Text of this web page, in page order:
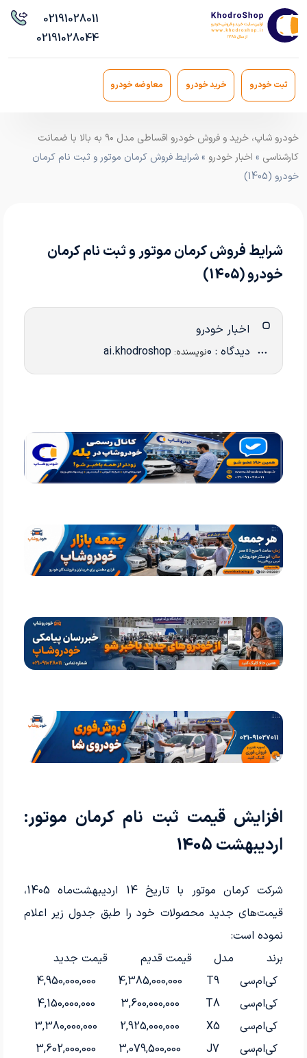
02191028011
02191028044
ثبت خودرو خرید خودرو معاوضه خودرو
خودرو شاپ، خرید و فروش خودرو اقساطی مدل ۹۰ به بالا با ضمانت
کارشناسی » اخبار خودرو » شرایط فروش کرمان موتور و ثبت نام کرمان
خودرو (1405)
شرایط فروش کرمان موتور و ثبت نام کرمان
خودرو (1405)
اخبار خودرو
دیدگاه : 0 نویسنده: ai.khodroshop
افزایش قیمت ثبت نام کرمان موتور:
اردیبهشت 1405
شرکت کرمان موتور با تاریخ 14 اردیبهشت‌ماه 1405،
قیمت‌های جدید محصولات خود را طبق جدول زیر اعلام
نموده است:
برند مدل قیمت قدیم
قیمت جدید
کی‌ام‌سی
T9
4,385,000,000
4,950,000,000
کی‌ام‌سی
T8
3,600,000,000
4,150,000,000
کی‌ام‌سی
X5
2,925,000,000
3,380,000,000
کی‌ام‌سی
J7
3,079,500,000
3,602,000,000